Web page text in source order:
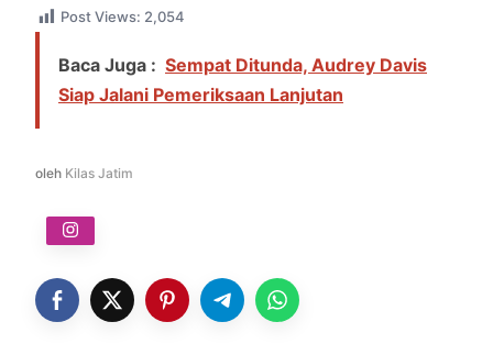
Post Views: 2,054
Baca Juga : Sempat Ditunda, Audrey Davis
Siap Jalani Pemeriksaan Lanjutan
oleh Kilas Jatim